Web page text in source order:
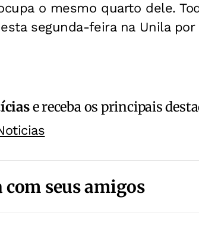
o mesmo quarto dele.
segunda-feira na Unila por
e receba os principais
seus amigos